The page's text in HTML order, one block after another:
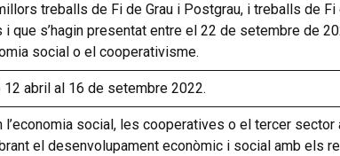
treballs de Fi de Grau i Postgrau, i treballs de
que s’hagin presentat entre el 22 de setembre de
social o el cooperativisme.
12 abril al 16 de setembre 2022.
l’economia social, les cooperatives o el tercer
el desenvolupament econòmic i social amb els